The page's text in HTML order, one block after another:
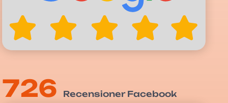
726 Recensioner Facebook